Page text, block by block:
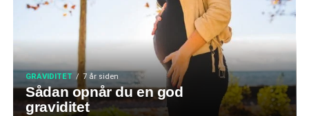
GRAVIDITET 7 år siden
Sådan opnår du en god
graviditet